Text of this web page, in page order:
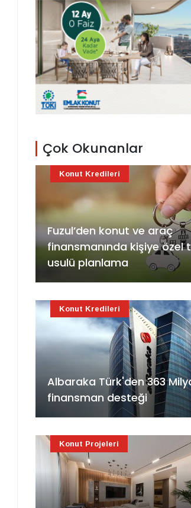
Çok Okunanlar
Fuzul’den konut ve araç
finansmanında kişiye özel
usulü planlama
Konut Kredileri
Albaraka Türk'den 363
finansman desteği
Konut Kredileri
Konut Projeleri